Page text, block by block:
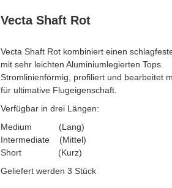
Vecta Shaft Rot
Vecta Shaft Rot kombiniert einen
mit sehr leichten Aluminiumlegierten Tops.
Stromlinienförmig, profiliert und bearbeitet
für ultimative Flugeigenschaft.
Verfügbar in drei Längen:
Medium (Lang)
Intermediate (Mittel)
Short (Kurz)
Geliefert werden 3 Stück